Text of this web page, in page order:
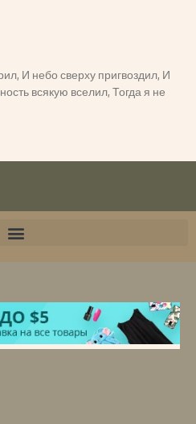
И небо сверху пригвоздил, И
всякую вселил, Тогда я не